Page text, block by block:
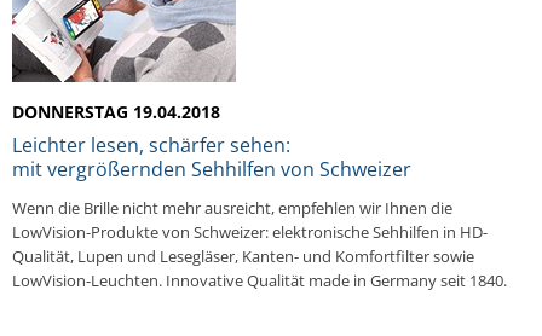
DONNERSTAG 19.04.2018
Leichter lesen, schärfer sehen:
mit vergrößernden Sehhilfen von Schweizer
Wenn die Brille nicht mehr ausreicht, empfehlen wir Ihnen die
LowVision-Produkte von Schweizer: elektronische Sehhilfen in HD-
Qualität, Lupen und Lesegläser, Kanten- und Komfortfilter sowie
LowVision-Leuchten. Innovative Qualität made in Germany seit 1840.